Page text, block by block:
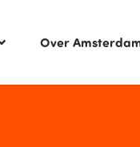
Over